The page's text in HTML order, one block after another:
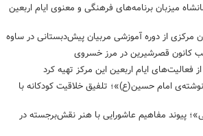
کانون کرمانشاه میزبان برنامه‌های فرهنگی و معنوی ایام اربعین
مرکزی از دوره آموزشی مربیان پیش‌دبستانی در ساوه
کانون قصرشیرین در مرز خسروی
فعالیت‌های ایام اربعین این مرکز تهیه کرد
امام حسین(ع)»؛ تلفیق خلاقیت کودکانه با
پیوند مفاهیم عاشورایی با هنر نقش‌برجسته در